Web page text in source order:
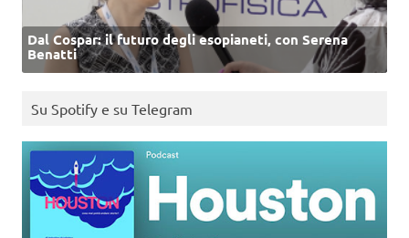
Dal Cospar: il futuro degli esopianeti, con Serena
Benatti
Su Spotify e su Telegram